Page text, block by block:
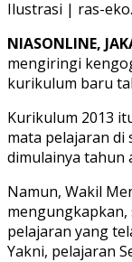
Ilustrasi | ras-
NIASONLINE,
mengiringi
kurikulum baru
Kurikulum 2013
mata pelajaran di
dimulainya tahun
Namun, Wakil
pelajaran yang
Yakni, pelajaran